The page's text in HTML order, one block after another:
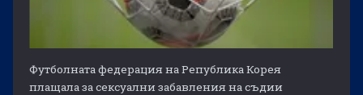
Футболната федерация на Република Корея
плащала за сексуални забавления на съдии